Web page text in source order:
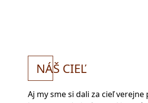
NÁŠ CIEĽ
Aj my sme si dali za cieľ